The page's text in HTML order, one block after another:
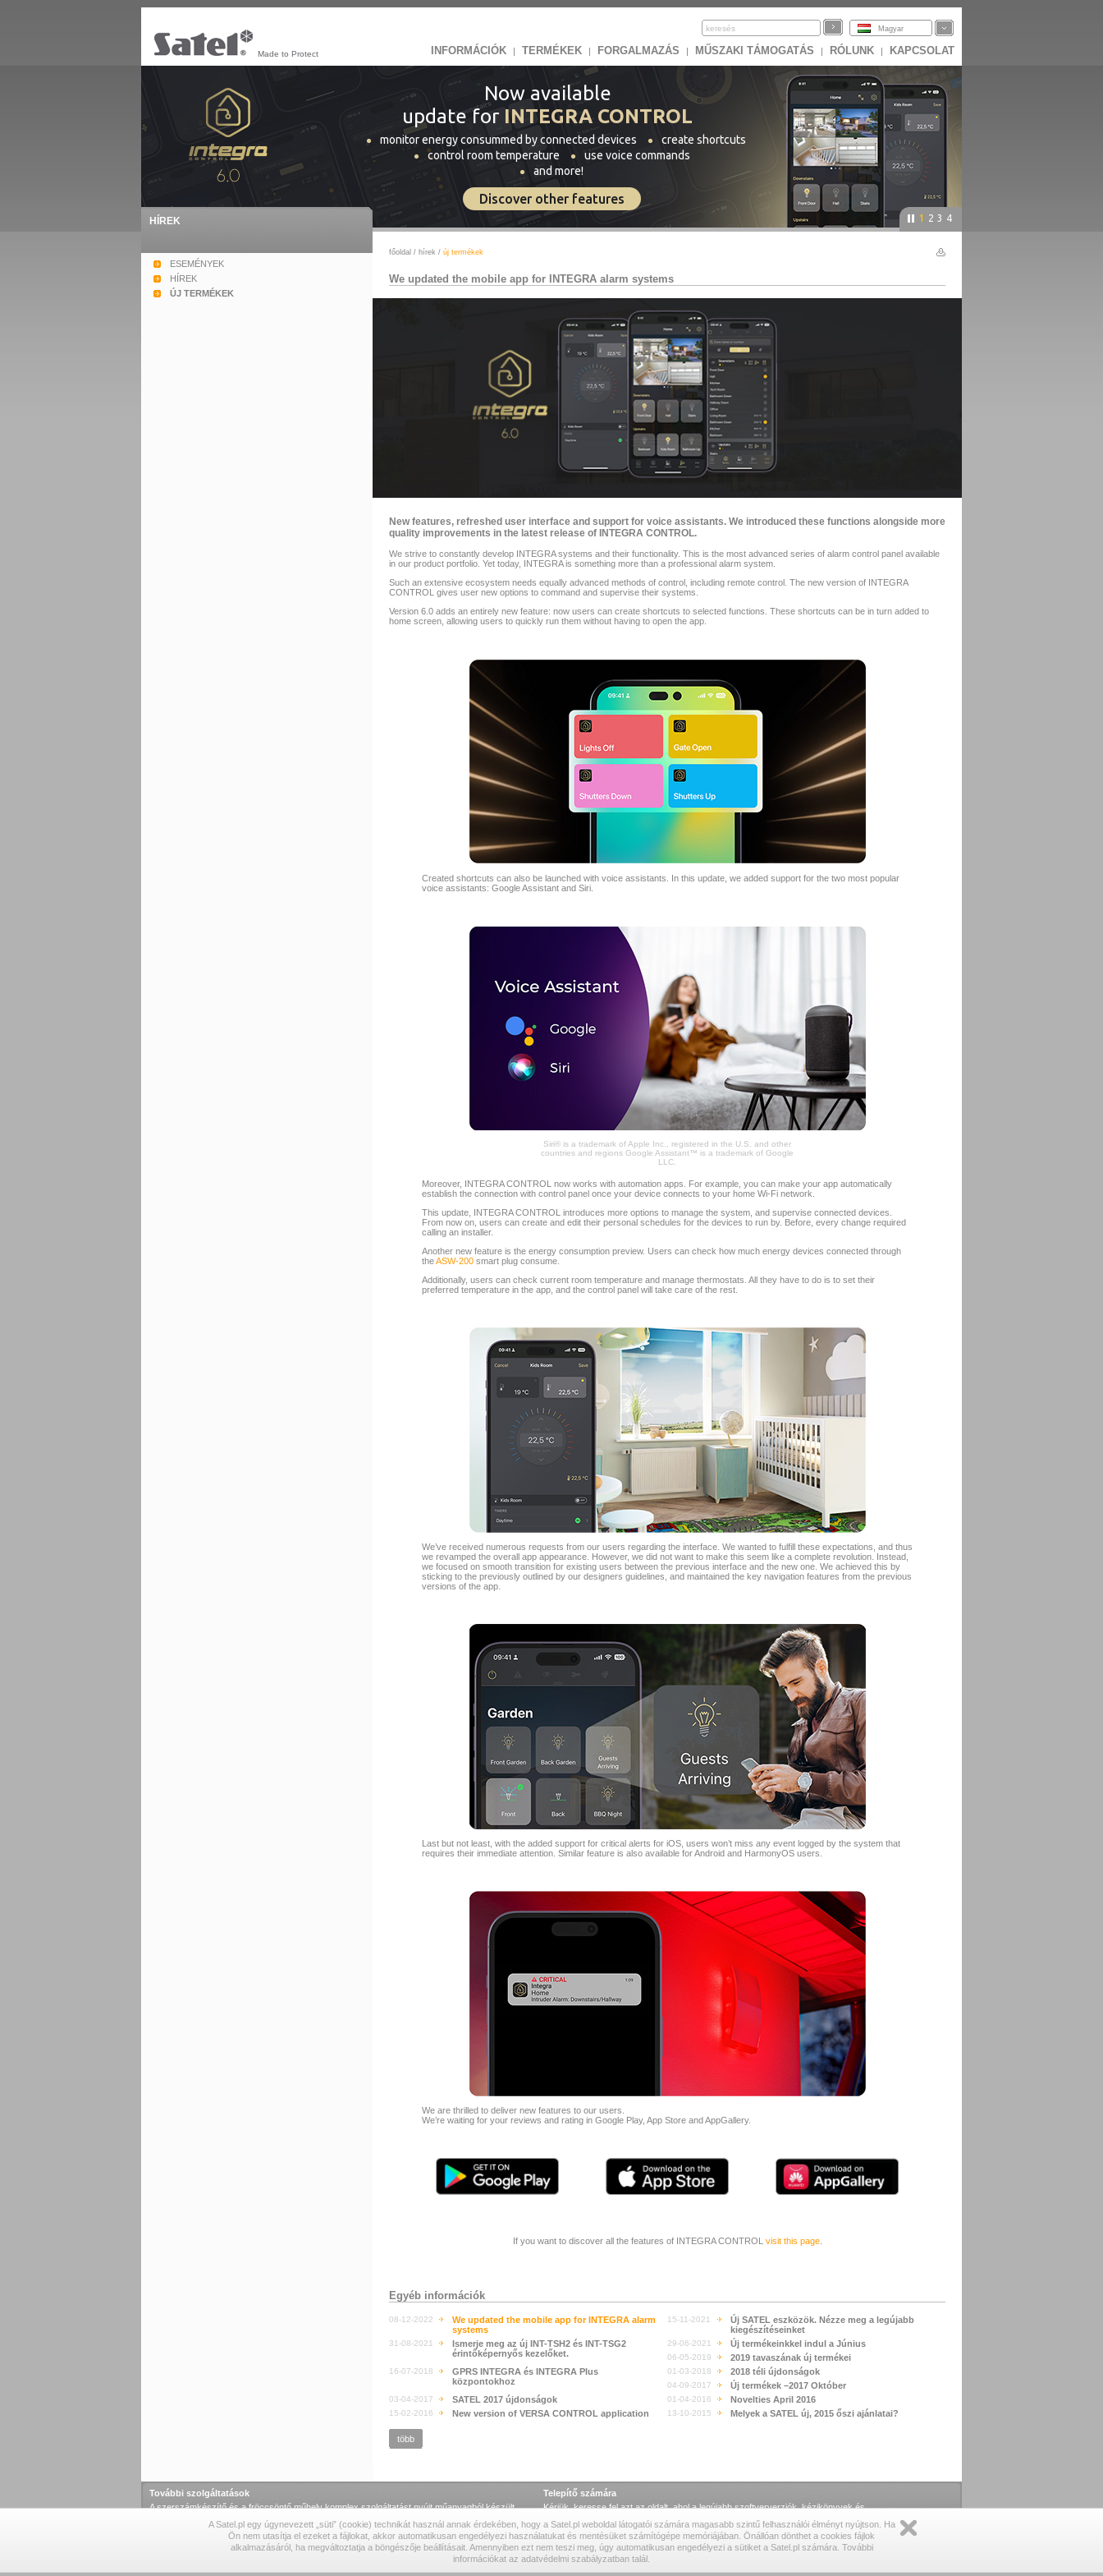
Made to Protect
Magyar
INFORMÁCIÓK | TERMÉKEK | FORGALMAZÁS | MŰSZAKI TÁMOGATÁS | RÓLUNK | KAPCSOLAT
Now available
update for INTEGRA CONTROL
monitor energy consummed by connected devices
create shortcuts
control room temperature
use voice commands
and more!
Discover other features
1 2 3 4
HÍREK
ESEMÉNYEK
HÍREK
ÚJ TERMÉKEK
főoldal / hírek / új termékek
We updated the mobile app for INTEGRA alarm systems
New features, refreshed user interface and support for voice assistants. We introduced these functions alongside more
quality improvements in the latest release of INTEGRA CONTROL.
We strive to constantly develop INTEGRA systems and their functionality. This is the most advanced series of alarm control panel available
in our product portfolio. Yet today, INTEGRA is something more than a professional alarm system.
Such an extensive ecosystem needs equally advanced methods of control, including remote control. The new version of INTEGRA
CONTROL gives user new options to command and supervise their systems.
Version 6.0 adds an entirely new feature: now users can create shortcuts to selected functions. These shortcuts can be in turn added to
home screen, allowing users to quickly run them without having to open the app.
Created shortcuts can also be launched with voice assistants. In this update, we added support for the two most popular
voice assistants: Google Assistant and Siri.
Siri® is a trademark of Apple Inc., registered in the U.S. and other
countries and regions Google Assistant™ is a trademark of Google
LLC.
Moreover, INTEGRA CONTROL now works with automation apps. For example, you can make your app automatically
establish the connection with control panel once your device connects to your home Wi-Fi network.
This update, INTEGRA CONTROL introduces more options to manage the system, and supervise connected devices.
From now on, users can create and edit their personal schedules for the devices to run by. Before, every change required
calling an installer.
Another new feature is the energy consumption preview. Users can check how much energy devices connected through
theASW-200 smart plug consume.
Additionally, users can check current room temperature and manage thermostats. All they have to do is to set their
preferred temperature in the app, and the control panel will take care of the rest.
We’ve received numerous requests from our users regarding the interface. We wanted to fulfill these expectations, and thus
we revamped the overall app appearance. However, we did not want to make this seem like a complete revolution. Instead,
we focused on smooth transition for existing users between the previous interface and the new one. We achieved this by
sticking to the previously outlined by our designers guidelines, and maintained the key navigation features from the previous
versions of the app.
Last but not least, with the added support for critical alerts for iOS, users won’t miss any event logged by the system that
requires their immediate attention. Similar feature is also available for Android and HarmonyOS users.
We are thrilled to deliver new features to our users.
We’re waiting for your reviews and rating in Google Play, App Store and AppGallery.
If you want to discover all the features of INTEGRA CONTROL visit this page.
Egyéb információk
08-12-2022
We updated the mobile app for INTEGRA alarm
systems
15-11-2021
Új SATEL eszközök. Nézze meg a legújabb
kiegészítéseinket
31-08-2021
Ismerje meg az új INT-TSH2 és INT-TSG2
érintőképernyős kezelőket.
29-06-2021 Új termékeinkkel indul a Június
06-05-2019 2019 tavaszának új termékei
16-07-2018
GPRS INTEGRA és INTEGRA Plus
központokhoz
01-03-2018 2018 téli újdonságok
04-09-2017 Új termékek –2017 Október
03-04-2017 SATEL 2017 újdonságok 01-04-2016 Novelties April 2016
15-02-2016 New version of VERSA CONTROL application 13-10-2015 Melyek a SATEL új, 2015 őszi ajánlatai?
több
További szolgáltatások
A szerszámkészítő és a fröccsöntő műhely komplex szolgáltatást nyújt műanyagból készült
szerszámkészítő·fröccsöntő· laboratórium· smd·KNX lab
Telepítő számára
Kérjük, keresse fel azt az oldalt, ahol a legújabb szoftververziók, kézikönyvek és
szoftverek·kézikönyvek·tanúsítványok
A Satel.pl egy úgynevezett „süti” (cookie) technikát használ annak érdekében, hogy a Satel.pl weboldal látogatói számára magasabb szintű felhasználói élményt nyújtson. Ha
Ön nem utasítja el ezeket a fájlokat, akkor automatikusan engedélyezi használatukat és mentésüket számítógépe memóriájában. Önállóan dönthet a cookies fájlok
alkalmazásáról, ha megváltoztatja a böngészője beállításait. Amennyiben ezt nem teszi meg, úgy automatikusan engedélyezi a sütiket a Satel.pl számára. További
információkat az adatvédelmi szabályzatban talál.